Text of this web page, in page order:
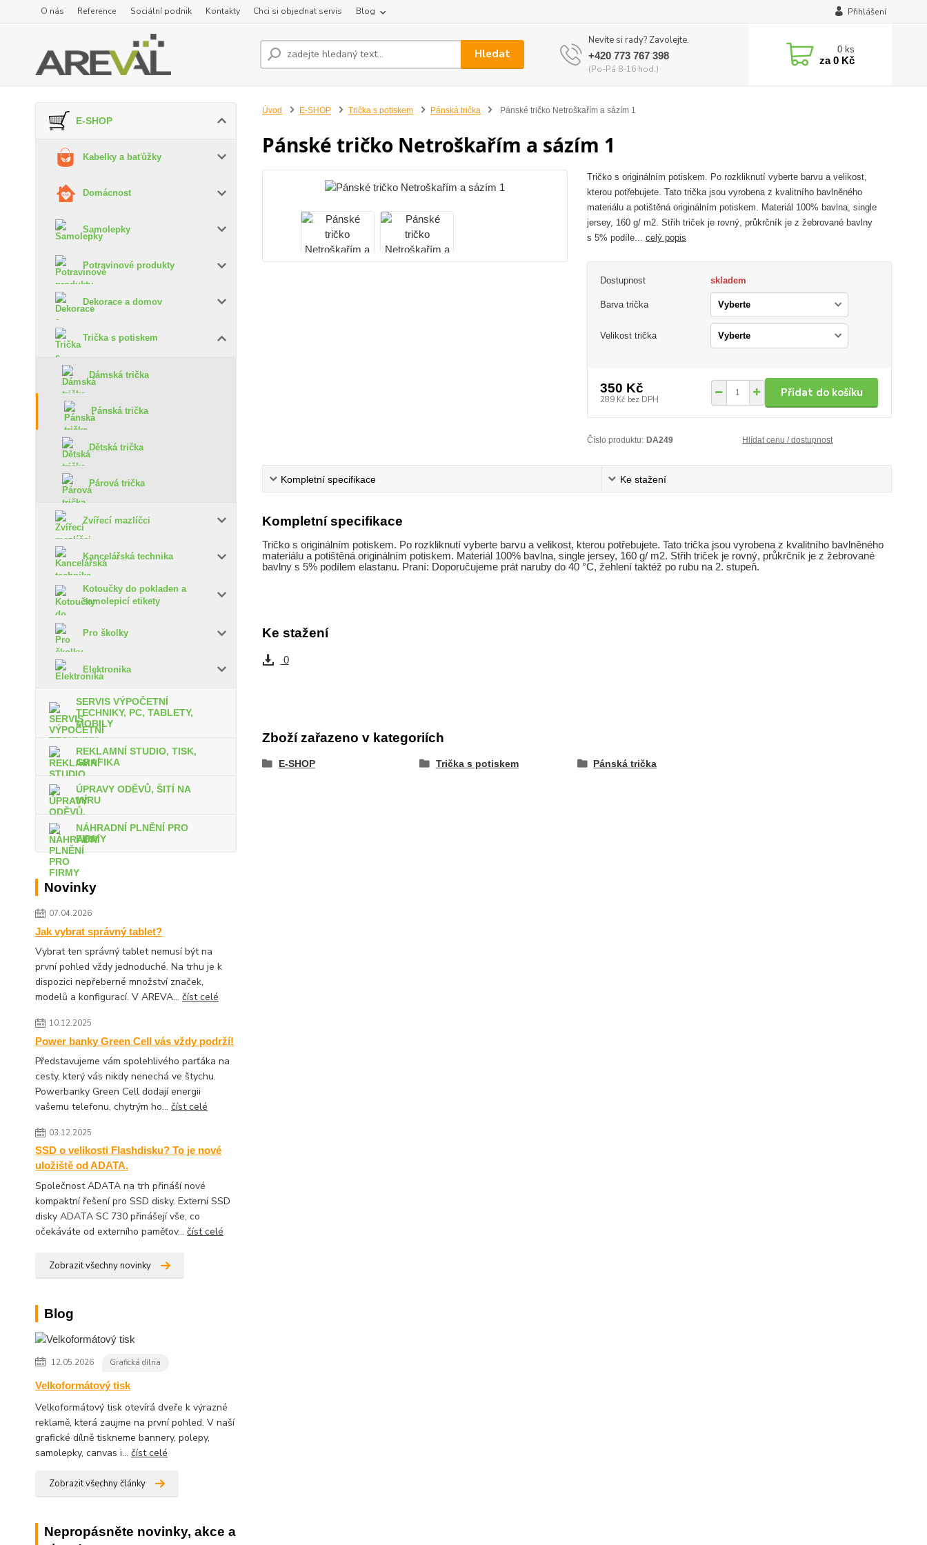
O nás Reference Sociální podnik Kontakty Chci si objednat servis Blog Přihlášení
Hledat
Nevíte si rady? Zavolejte.
+420 773 767 398
(Po-Pá 8-16 hod.)
0 ks
za0 Kč
E-SHOP
Kabelky a baťůžky
Domácnost
Samolepky
Potravinové produkty
Dekorace a domov
Trička s potiskem
Dámská trička
Pánská trička
Dětská trička
Párová trička
Zvířecí mazlíčci
Kancelářská technika
Kotoučky do pokladen a
samolepicí etikety
Pro školky
Elektronika
SERVIS VÝPOČETNÍ
TECHNIKY, PC, TABLETY,
MOBILY
REKLAMNÍ STUDIO, TISK,
GRAFIKA
ÚPRAVY ODĚVŮ, ŠITÍ NA
MÍRU
NÁHRADNÍ PLNĚNÍ PRO
FIRMY
Novinky
07.04.2026
Jak vybrat správný tablet?
Vybrat ten správný tablet nemusí být na
první pohled vždy jednoduché. Na trhu je k
dispozici nepřeberné množství značek,
modelů a konfigurací. V AREVA...číst celé
10.12.2025
Power banky Green Cell vás vždy podrží!
Představujeme vám spolehlivého parťáka na
cesty, který vás nikdy nenechá ve štychu.
Powerbanky Green Cell dodají energii
vašemu telefonu, chytrým ho...číst celé
03.12.2025
SSD o velikosti Flashdisku? To je nové
uložiště od ADATA.
Společnost ADATA na trh přináší nové
kompaktní řešení pro SSD disky. Externí SSD
disky ADATA SC 730 přinášejí vše, co
očekáváte od externího paměťov...číst celé
Zobrazit všechny novinky
Blog
12.05.2026 Grafická dílna
Velkoformátový tisk
Velkoformátový tisk otevírá dveře k výrazné
reklamě, která zaujme na první pohled. V naší
grafické dílně tiskneme bannery, polepy,
samolepky, canvas i...číst celé
Zobrazit všechny články
Nepropásněte novinky, akce a
Úvod E-SHOP Trička s potiskem Pánská trička Pánské tričko Netroškařím a sázím 1
Pánské tričko Netroškařím a sázím 1
Tričko s originálním potiskem. Po rozkliknutí vyberte barvu a velikost,
kterou potřebujete. Tato trička jsou vyrobena z kvalitního bavlněného
materiálu a potištěná originálním potiskem. Materiál 100% bavlna, single
jersey, 160 g/ m2. Střih triček je rovný, průkrčník je z žebrované bavlny
s 5% podíle... celý popis
Dostupnost skladem
Barva trička
Velikost trička
350 Kč
289 Kč bez DPH
Přidat do košíku
Číslo produktu: DA249 Hlídat cenu / dostupnost
Kompletní specifikace Ke stažení
Kompletní specifikace
Tričko s originálním potiskem. Po rozkliknutí vyberte barvu a velikost, kterou potřebujete. Tato trička jsou vyrobena z kvalitního bavlněného
materiálu a potištěná originálním potiskem. Materiál 100% bavlna, single jersey, 160 g/ m2. Střih triček je rovný, průkrčník je z žebrované
bavlny s 5% podílem elastanu. Praní: Doporučujeme prát naruby do 40 °C, žehlení taktéž po rubu na 2. stupeň.
Ke stažení
0
Zboží zařazeno v kategoriích
E-SHOP Trička s potiskem Pánská trička